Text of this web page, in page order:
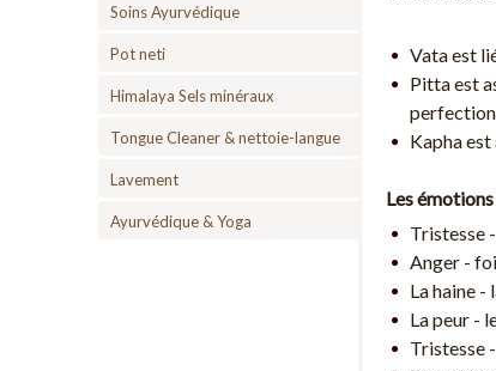
Soins Ayurvédique
Pot neti
Himalaya Sels minéraux
Tongue Cleaner & nettoie-langue
Lavement
Ayurvédique & Yoga
Vata est
Pitta est
Kapha
Les
Tristesse
Anger -
La haine -
La peur -
Tristesse